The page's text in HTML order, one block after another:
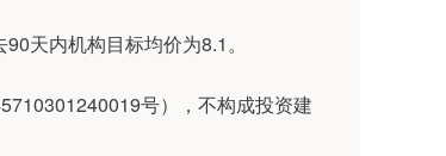
天内机构目标均价为8.1。
号），不构成投资建